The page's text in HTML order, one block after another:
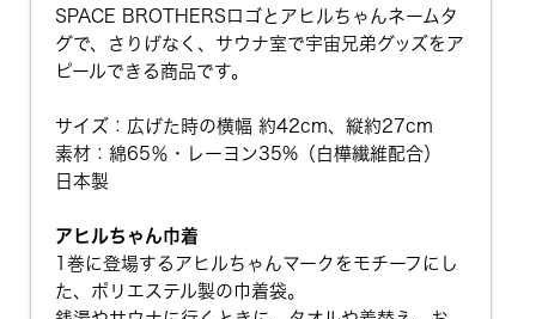
SPACE BROTHERSロゴとアヒルちゃんネームタ
グで、さりげなく、サウナ室で宇宙兄弟グッズをア
ピールできる商品です。
サイズ：広げた時の横幅 約42cm、縦約27cm
素材：綿65％・レーヨン35%（白樺繊維配合）
日本製
アヒルちゃん巾着
1巻に登場するアヒルちゃんマークをモチーフにし
た、ポリエステル製の巾着袋。